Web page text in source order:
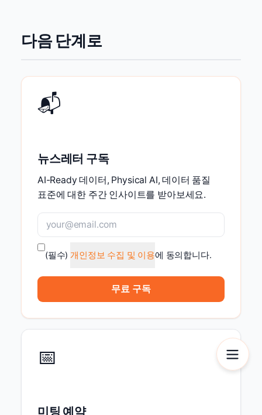
다음 단계로
📬
뉴스레터 구독
AI-Ready 데이터, Physical AI, 데이터 품질
표준에 대한 주간 인사이트를 받아보세요.
(필수) 개인정보 수집 및 이용에 동의합니다.
무료 구독
📅
미팅 예약